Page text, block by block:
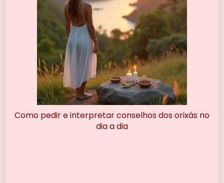
Como pedir e interpretar conselhos dos orixás no
dia a dia